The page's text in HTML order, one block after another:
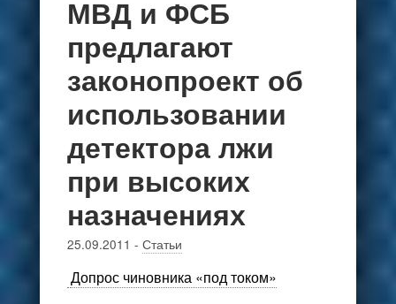
МВД и ФСБ
предлагают
законопроект об
использовании
детектора лжи
при высоких
назначениях
25.09.2011 - Статьи
Допрос чиновника «под током»